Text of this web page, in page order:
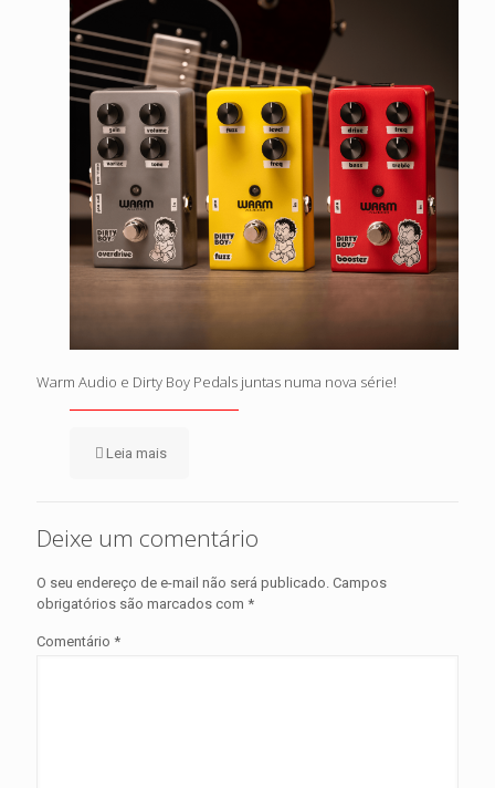
Warm Audio e Dirty Boy Pedals juntas numa nova série!
Leia mais
Deixe um comentário
O seu endereço de e-mail não será publicado. Campos
obrigatórios são marcados com *
Comentário *